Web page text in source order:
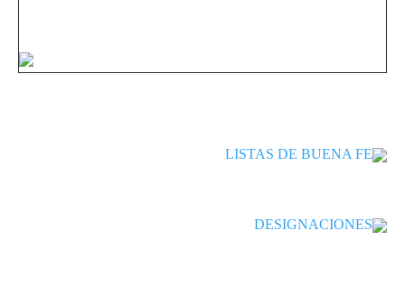
LISTAS DE BUENA FE
DESIGNACIONES